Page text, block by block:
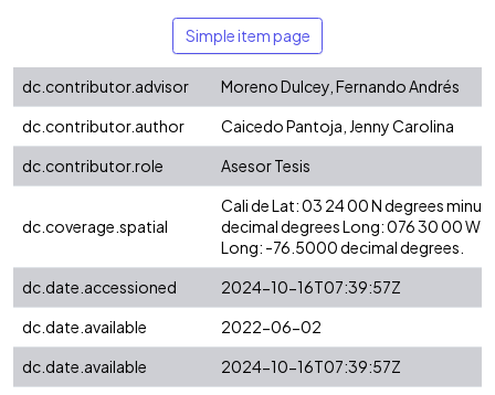
Simple item page
dc.contributor.advisor
Moreno Dulcey, Fernando Andrés
dc.contributor.author
Caicedo Pantoja, Jenny Carolina
dc.contributor.role
Asesor Tesis
dc.coverage.spatial
Cali de Lat: 03 24 00 N degrees
decimal degrees Long: 076 30 00 W
Long: -76.5000 decimal degrees.
dc.date.accessioned
2024-10-16T07:39:57Z
dc.date.available
2022-06-02
dc.date.available
2024-10-16T07:39:57Z